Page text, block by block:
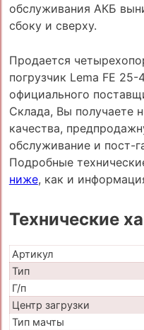
обслуживания АКБ
сбоку и сверху.
Продается
погрузчик Lema FE
официального
Склада, Вы получаете
качества,
обслуживание и пост-
Подробные
ниже, как и
Технические
Артикул
Тип
Г/п
Центр загрузки
Тип мачты